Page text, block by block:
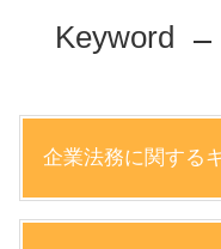
Keyword
企業法務に関する